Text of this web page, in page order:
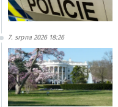
7. srpna 2026 18:26